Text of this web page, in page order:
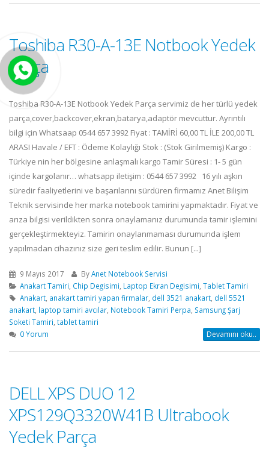
Toshiba R30-A-13E Notbook Yedek
Parça
Toshiba R30-A-13E Notbook Yedek Parça servimiz de her türlü yedek
parça,cover,backcover,ekran,batarya,adaptör mevcuttur. Ayrıntılı
bilgi için Whatsaap 0544 657 3992 Fiyat : TAMİRİ 60,00 TL İLE 200,00 TL
ARASI Havale / EFT : Ödeme Kolaylığı Stok : (Stok Girilmemiş) Kargo :
Türkiye nin her bölgesine anlaşmalı kargo Tamir Süresi : 1- 5 gün
içinde kargolanır… whatsapp iletişim : 0544 657 3992 16 yılı aşkın
süredir faaliyetlerini ve başarılarını sürdüren firmamız Anet Bilişim
Teknik servisinde her marka notebook tamirini yapmaktadır. Fiyat ve
arıza bilgisi verildikten sonra onaylamanız durumunda tamir işlemini
gerçekleştirmekteyiz. Tamirin onaylanmaması durumunda işlem
yapılmadan cihazınız size geri teslim edilir. Bunun [...]
9 Mayıs 2017 ByAnet Notebook Servisi
Anakart Tamiri Chip Degisimi Laptop Ekran Degisimi Tablet Tamiri
Anakart, anakart tamiri yapan firmalar, dell 3521 anakart, dell 5521
anakart laptop tamiri avcılar Notebook Tamiri Perpa Samsung Şarj
Soketi Tamiri tablet tamiri
0 Yorum
Devamını oku..
DELL XPS DUO 12
XPS129Q3320W41B Ultrabook
Yedek Parça